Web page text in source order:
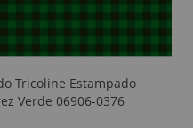
Tricoline Estampado
Verde 06906-0376